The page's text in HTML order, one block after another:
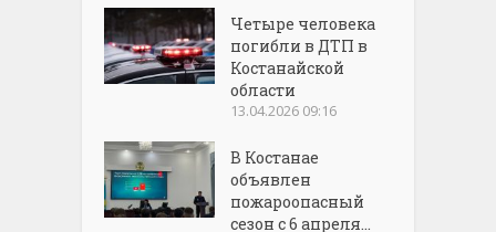
Четыре человека
погибли в ДТП в
Костанайской
области
13.04.2026 09:16
В Костанае
объявлен
пожароопасный
сезон с 6 апреля...